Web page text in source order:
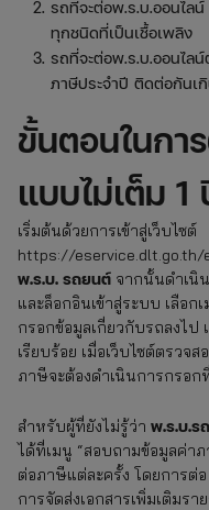
รถที่จะต่อพ.ร.บ.ออนไล
ทุกชนิดที่เป็นเชื้อเพลิง
รถที่จะต่อพ.ร.บ.ออนไลน์
ภาษีประจำปี ติดต่อกันเ
ขั้นตอนในกา
แบบไม่เต็ม 1
เริ่มต้นด้วยการเข้าสู่เว็บไซต์
https://eservice.dlt.go.th/
พ.ร.บ. รถยนต์ จากนั้นดำเนิ
และล็อกอินเข้าสู่ระบบ เลือ
กรอกข้อมูลเกี่ยวกับรถลงไป
เรียบร้อย เมื่อเว็บไซต์ตรวจ
ภาษีจะต้องดำเนินการกรอก
สำหรับผู้ที่ยังไม่รู้ว่า พ.ร.บ.ร
ได้ที่เมนู “สอบถามข้อมูลค่า
ต่อภาษีแต่ละครั้ง โดยการต่
การจัดส่งเอกสารเพิ่มเติมร